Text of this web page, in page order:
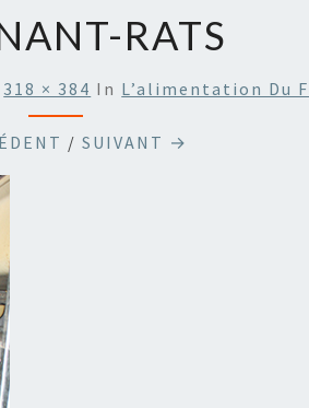
RATS
318 × 384 In L’alimentation Du
/ SUIVANT →